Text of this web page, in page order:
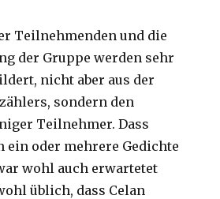
Teilnehmenden und die
der Gruppe werden sehr
nicht aber aus der
sondern den
Teilnehmer. Dass
ein oder mehrere Gedichte
wohl auch erwartetet
üblich, dass Celan